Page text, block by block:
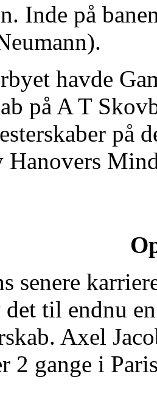
Inde på
havde
på A T
på
Hanovers
senere
til endnu
Axel
2 gange i